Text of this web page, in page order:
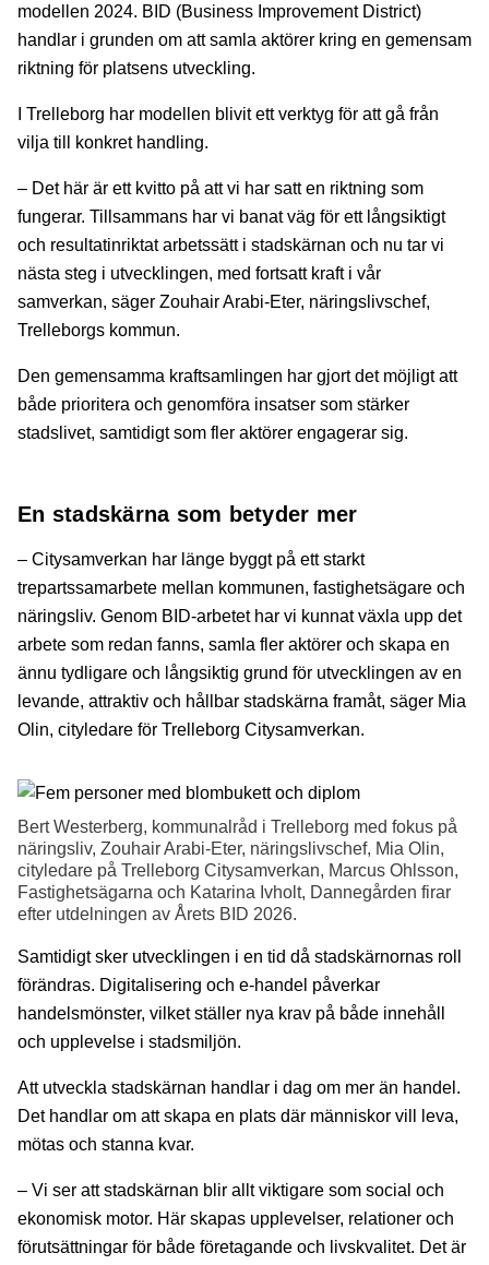
modellen 2024. BID (Business Improvement District)
handlar i grunden om att samla aktörer kring en gemensam
riktning för platsens utveckling.
I Trelleborg har modellen blivit ett verktyg för att gå från
vilja till konkret handling.
– Det här är ett kvitto på att vi har satt en riktning som
fungerar. Tillsammans har vi banat väg för ett långsiktigt
och resultatinriktat arbetssätt i stadskärnan och nu tar vi
nästa steg i utvecklingen, med fortsatt kraft i vår
samverkan, säger Zouhair Arabi-Eter, näringslivschef,
Trelleborgs kommun.
Den gemensamma kraftsamlingen har gjort det möjligt att
både prioritera och genomföra insatser som stärker
stadslivet, samtidigt som fler aktörer engagerar sig.
En stadskärna som betyder mer
– Citysamverkan har länge byggt på ett starkt
trepartssamarbete mellan kommunen, fastighetsägare och
näringsliv. Genom BID-arbetet har vi kunnat växla upp det
arbete som redan fanns, samla fler aktörer och skapa en
ännu tydligare och långsiktig grund för utvecklingen av en
levande, attraktiv och hållbar stadskärna framåt, säger Mia
Olin, cityledare för Trelleborg Citysamverkan.
Bert Westerberg, kommunalråd i Trelleborg med fokus på
näringsliv, Zouhair Arabi-Eter, näringslivschef, Mia Olin,
cityledare på Trelleborg Citysamverkan, Marcus Ohlsson,
Fastighetsägarna och Katarina Ivholt, Dannegården firar
efter utdelningen av Årets BID 2026.
Samtidigt sker utvecklingen i en tid då stadskärnornas roll
förändras. Digitalisering och e-handel påverkar
handelsmönster, vilket ställer nya krav på både innehåll
och upplevelse i stadsmiljön.
Att utveckla stadskärnan handlar i dag om mer än handel.
Det handlar om att skapa en plats där människor vill leva,
mötas och stanna kvar.
– Vi ser att stadskärnan blir allt viktigare som social och
ekonomisk motor. Här skapas upplevelser, relationer och
förutsättningar för både företagande och livskvalitet. Det är